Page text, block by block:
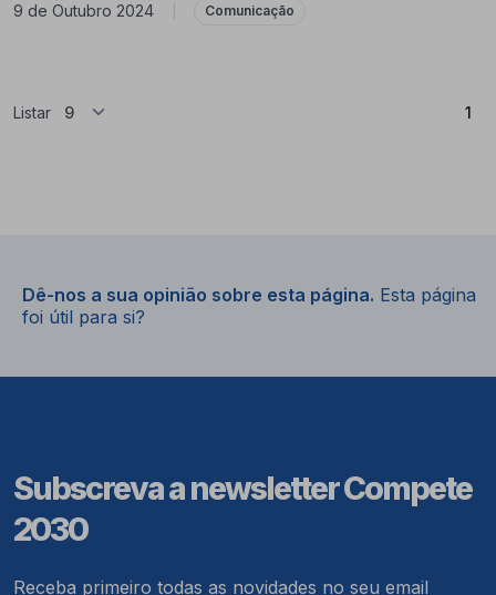
9 de Outubro 2024 Comunicação
Listar 1
Dê-nos a sua opinião sobre esta página. Esta página
foi útil para si?
Subscreva a newsletter Compete
2030
Receba primeiro todas as novidades no seu email